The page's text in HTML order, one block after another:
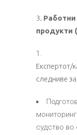
3. Работни
продукти
Експертот/
следниве
судство